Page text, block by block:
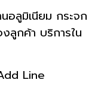
อลูมิเนียม กระจก
ลูกค้า บริการใน
Line